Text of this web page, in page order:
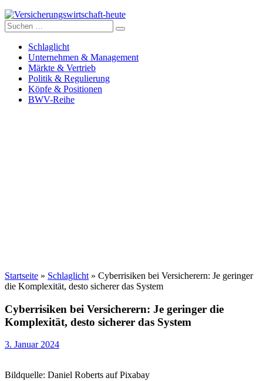
Versicherungswirtschaft-heute
Suche
nach:
Schlaglicht
Unternehmen & Management
Märkte & Vertrieb
Politik & Regulierung
Köpfe & Positionen
BWV-Reihe
Startseite » Schlaglicht » Cyberrisiken bei Versicherern: Je geringer
die Komplexität, desto sicherer das System
Cyberrisiken bei Versicherern: Je geringer die
Komplexität, desto sicherer das System
3. Januar 2024
Bildquelle: Daniel Roberts auf Pixabay